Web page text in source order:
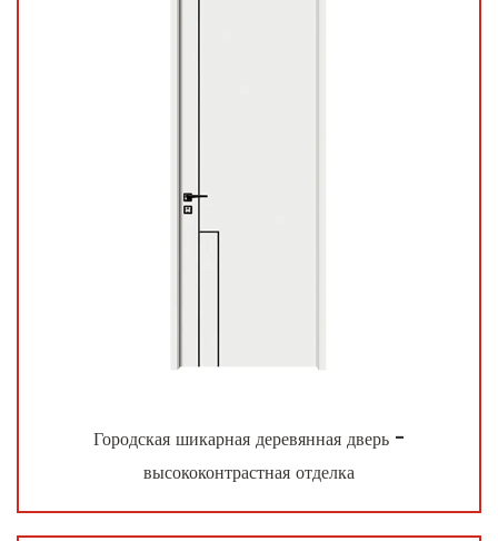
Городская шикарная деревянная дверь -
высококонтрастная отделка